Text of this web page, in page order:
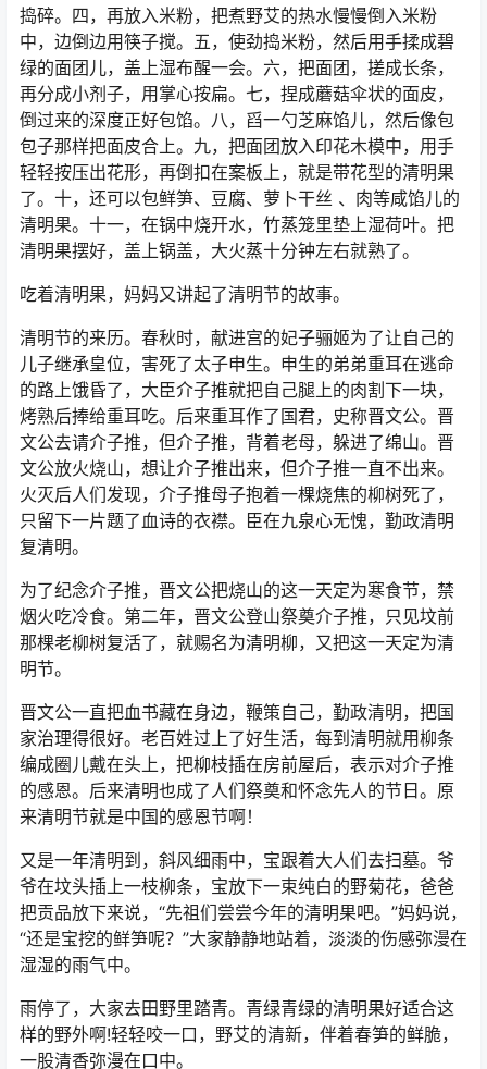
捣碎。四，再放入米粉，把煮野艾的热水慢慢倒入米粉
中，边倒边用筷子搅。五，使劲捣米粉，然后用手揉成碧
绿的面团儿，盖上湿布醒一会。六，把面团，搓成长条，
再分成小剂子，用掌心按扁。七，捏成蘑菇伞状的面皮，
倒过来的深度正好包馅。八，舀一勺芝麻馅儿，然后像包
包子那样把面皮合上。九，把面团放入印花木模中，用手
轻轻按压出花形，再倒扣在案板上，就是带花型的清明果
了。十，还可以包鲜笋、豆腐、萝卜干丝 、肉等咸馅儿的
清明果。十一，在锅中烧开水，竹蒸笼里垫上湿荷叶。把
清明果摆好，盖上锅盖，大火蒸十分钟左右就熟了。
吃着清明果，妈妈又讲起了清明节的故事。
清明节的来历。春秋时，献进宫的妃子骊姬为了让自己的
儿子继承皇位，害死了太子申生。申生的弟弟重耳在逃命
的路上饿昏了，大臣介子推就把自己腿上的肉割下一块，
烤熟后捧给重耳吃。后来重耳作了国君，史称晋文公。晋
文公去请介子推，但介子推，背着老母，躲进了绵山。晋
文公放火烧山，想让介子推出来，但介子推一直不出来。
火灭后人们发现，介子推母子抱着一棵烧焦的柳树死了，
只留下一片题了血诗的衣襟。臣在九泉心无愧，勤政清明
复清明。
为了纪念介子推，晋文公把烧山的这一天定为寒食节，禁
烟火吃冷食。第二年，晋文公登山祭奠介子推，只见坟前
那棵老柳树复活了，就赐名为清明柳，又把这一天定为清
明节。
晋文公一直把血书藏在身边，鞭策自己，勤政清明，把国
家治理得很好。老百姓过上了好生活，每到清明就用柳条
编成圈儿戴在头上，把柳枝插在房前屋后，表示对介子推
的感恩。后来清明也成了人们祭奠和怀念先人的节日。原
来清明节就是中国的感恩节啊！
又是一年清明到，斜风细雨中，宝跟着大人们去扫墓。爷
爷在坟头插上一枝柳条，宝放下一束纯白的野菊花，爸爸
把贡品放下来说，“先祖们尝尝今年的清明果吧。”妈妈说，
“还是宝挖的鲜笋呢？”大家静静地站着，淡淡的伤感弥漫在
湿湿的雨气中。
雨停了，大家去田野里踏青。青绿青绿的清明果好适合这
样的野外啊!轻轻咬一口，野艾的清新，伴着春笋的鲜脆，
一股清香弥漫在口中。